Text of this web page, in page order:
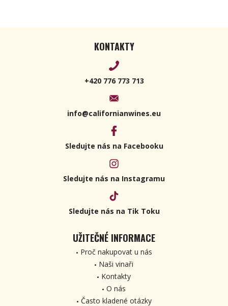
KONTAKTY
+420 776 773 713
info@californianwines.eu
Sledujte nás na Facebooku
Sledujte nás na Instagramu
Sledujte nás na Tik Toku
UŽITEČNÉ INFORMACE
Proč nakupovat u nás
Naši vinaři
Kontakty
O nás
Často kladené otázky